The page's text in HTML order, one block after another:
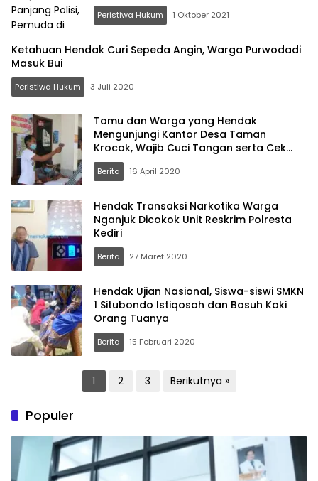
Peristiwa Hukum 1 Oktober 2021
Ketahuan Hendak Curi Sepeda Angin, Warga Purwodadi
Masuk Bui
Peristiwa Hukum 3 Juli 2020
Tamu dan Warga yang Hendak
Mengunjungi Kantor Desa Taman
Krocok, Wajib Cuci Tangan serta Cek
Suhu Tubuh
Berita 16 April 2020
Hendak Transaksi Narkotika Warga
Nganjuk Dicokok Unit Reskrim Polresta
Kediri
Berita 27 Maret 2020
Hendak Ujian Nasional, Siswa-siswi SMKN
1 Situbondo Istiqosah dan Basuh Kaki
Orang Tuanya
Berita 15 Februari 2020
1 2 3 Berikutnya »
Populer